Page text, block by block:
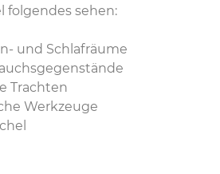
folgendes sehen:
und Schlafräume
Trachten
Werkzeuge